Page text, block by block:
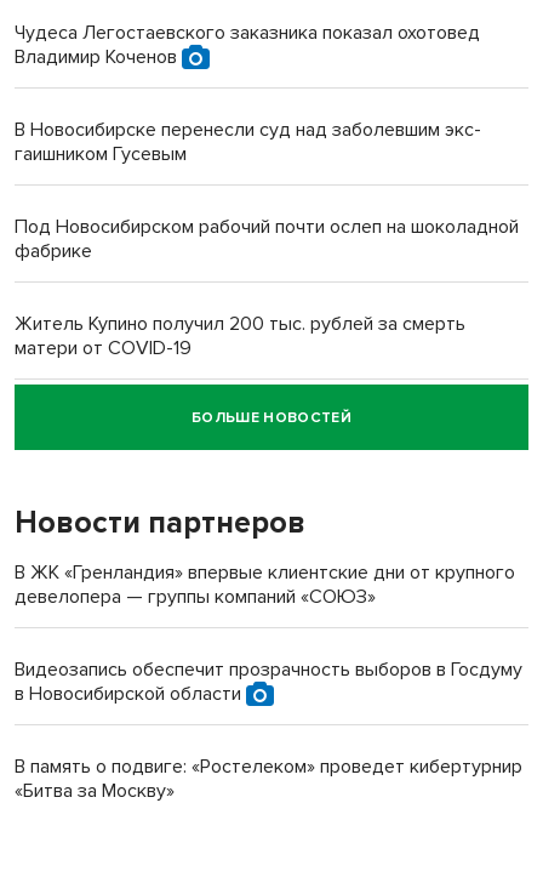
Чудеса Легостаевского заказника показал охотовед
Владимир Коченов
В Новосибирске перенесли суд над заболевшим экс-
гаишником Гусевым
Под Новосибирском рабочий почти ослеп на шоколадной
фабрике
Житель Купино получил 200 тыс. рублей за смерть
матери от COVID-19
Новосибирский суд наказал водителя за смерть
пенсионерки на вокзале
БОЛЬШЕ НОВОСТЕЙ
Новости партнеров
В ЖК «Гренландия» впервые клиентские дни от крупного
девелопера — группы компаний «СОЮЗ»
Видеозапись обеспечит прозрачность выборов в Госдуму
в Новосибирской области
В память о подвиге: «Ростелеком» проведет кибертурнир
«Битва за Москву»